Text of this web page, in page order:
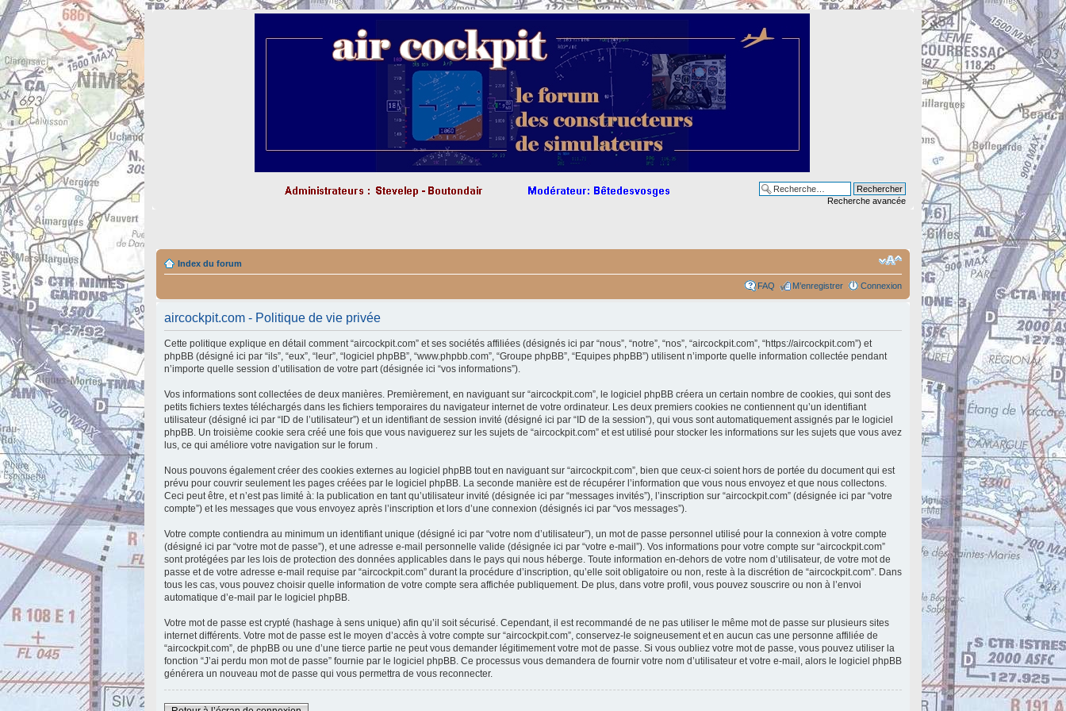
Recherche avancée
Index du forum
FAQ M’enregistrer Connexion
aircockpit.com - Politique de vie privée
Cette politique explique en détail comment “aircockpit.com” et ses sociétés affiliées (désignés ici par “nous”, “notre”, “nos”, “aircockpit.com”, “https://aircockpit.com”) et
phpBB (désigné ici par “ils”, “eux”, “leur”, “logiciel phpBB”, “www.phpbb.com”, “Groupe phpBB”, “Equipes phpBB”) utilisent n’importe quelle information collectée pendant
n’importe quelle session d’utilisation de votre part (désignée ici “vos informations”).
Vos informations sont collectées de deux manières. Premièrement, en naviguant sur “aircockpit.com”, le logiciel phpBB créera un certain nombre de cookies, qui sont des
petits fichiers textes téléchargés dans les fichiers temporaires du navigateur internet de votre ordinateur. Les deux premiers cookies ne contiennent qu’un identifiant
utilisateur (désigné ici par “ID de l’utilisateur”) et un identifiant de session invité (désigné ici par “ID de la session”), qui vous sont automatiquement assignés par le logiciel
phpBB. Un troisième cookie sera créé une fois que vous naviguerez sur les sujets de “aircockpit.com” et est utilisé pour stocker les informations sur les sujets que vous avez
lus, ce qui améliore votre navigation sur le forum .
Nous pouvons également créer des cookies externes au logiciel phpBB tout en naviguant sur “aircockpit.com”, bien que ceux-ci soient hors de portée du document qui est
prévu pour couvrir seulement les pages créées par le logiciel phpBB. La seconde manière est de récupérer l’information que vous nous envoyez et que nous collectons.
Ceci peut être, et n’est pas limité à: la publication en tant qu’utilisateur invité (désignée ici par “messages invités”), l’inscription sur “aircockpit.com” (désignée ici par “votre
compte”) et les messages que vous envoyez après l’inscription et lors d’une connexion (désignés ici par “vos messages”).
Votre compte contiendra au minimum un identifiant unique (désigné ici par “votre nom d’utilisateur”), un mot de passe personnel utilisé pour la connexion à votre compte
(désigné ici par “votre mot de passe”), et une adresse e-mail personnelle valide (désignée ici par “votre e-mail”). Vos informations pour votre compte sur “aircockpit.com”
sont protégées par les lois de protection des données applicables dans le pays qui nous héberge. Toute information en-dehors de votre nom d’utilisateur, de votre mot de
passe et de votre adresse e-mail requise par “aircockpit.com” durant la procédure d’inscription, qu’elle soit obligatoire ou non, reste à la discrétion de “aircockpit.com”. Dans
tous les cas, vous pouvez choisir quelle information de votre compte sera affichée publiquement. De plus, dans votre profil, vous pouvez souscrire ou non à l’envoi
automatique d’e-mail par le logiciel phpBB.
Votre mot de passe est crypté (hashage à sens unique) afin qu’il soit sécurisé. Cependant, il est recommandé de ne pas utiliser le même mot de passe sur plusieurs sites
internet différents. Votre mot de passe est le moyen d’accès à votre compte sur “aircockpit.com”, conservez-le soigneusement et en aucun cas une personne affiliée de
“aircockpit.com”, de phpBB ou une d’une tierce partie ne peut vous demander légitimement votre mot de passe. Si vous oubliez votre mot de passe, vous pouvez utiliser la
fonction “J’ai perdu mon mot de passe” fournie par le logiciel phpBB. Ce processus vous demandera de fournir votre nom d’utilisateur et votre e-mail, alors le logiciel phpBB
générera un nouveau mot de passe qui vous permettra de vous reconnecter.